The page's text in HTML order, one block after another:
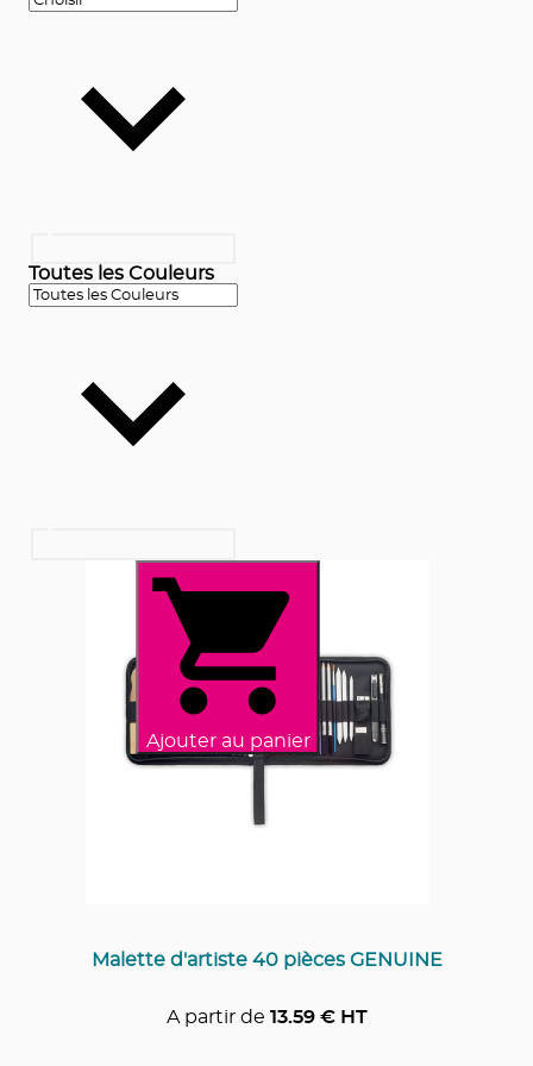
Toutes les Couleurs
Ajouter au panier
Malette d'artiste 40 pièces GENUINE
A partir de 13.59€ HT